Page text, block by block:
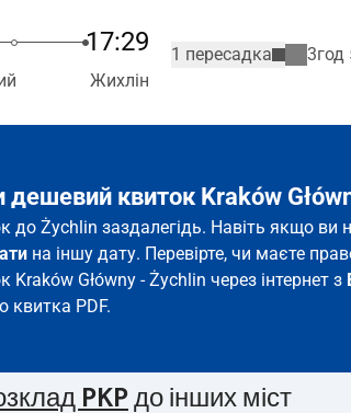
17:29
Жихлін
1 пересадка 3год
дешевий квиток Kraków
до Żychlin заздалегідь. Навіть якщо ви
на іншу дату. Перевірте, чи маєте
Kraków Główny - Żychlin через інтернет з
квитка PDF.
PKP до інших міст